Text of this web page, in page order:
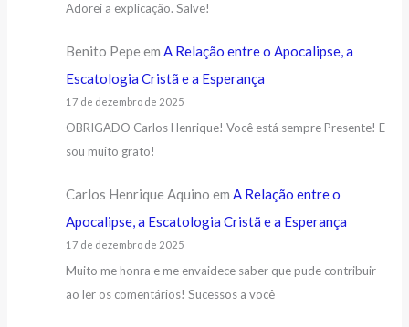
Adorei a explicação. Salve!
Benito Pepe em A Relação entre o Apocalipse, a
Escatologia Cristã e a Esperança
17 de dezembro de 2025
OBRIGADO Carlos Henrique! Você está sempre Presente! E
sou muito grato!
Carlos Henrique Aquino em A Relação entre o
Apocalipse, a Escatologia Cristã e a Esperança
17 de dezembro de 2025
Muito me honra e me envaidece saber que pude contribuir
ao ler os comentários! Sucessos a você